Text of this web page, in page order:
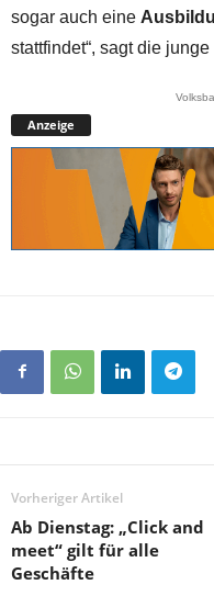
sogar auch eine
stattfindet“, sagt die junge
Anzeige
Vorheriger Artikel
Ab Dienstag: „Click and
meet“ gilt für alle
Geschäfte